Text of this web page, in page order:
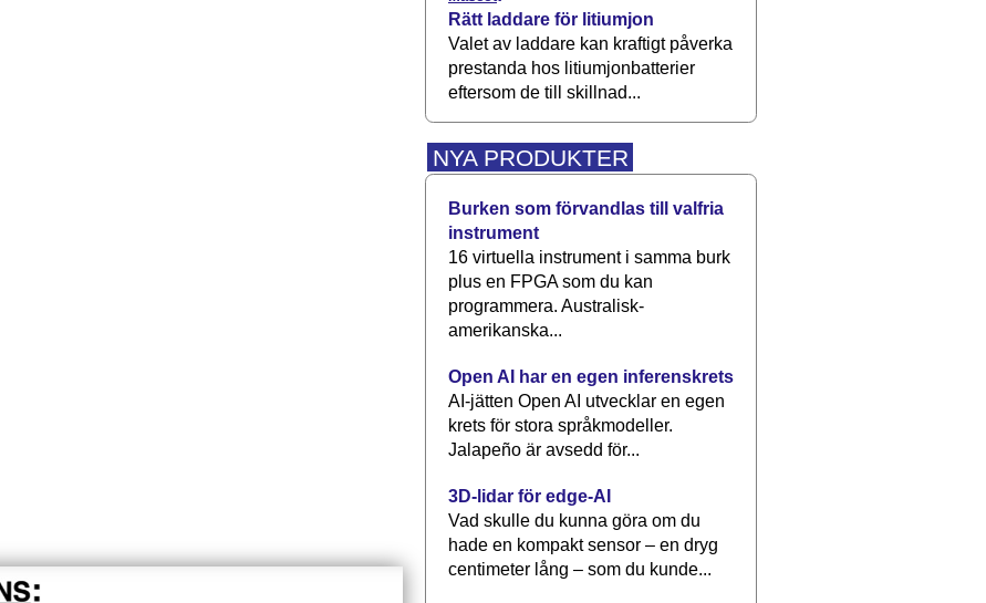
Rätt laddare för litiumjon
Valet av laddare kan kraftigt påverka
prestanda hos litiumjonbatterier
eftersom de till skillnad...
NYA PRODUKTER
Burken som förvandlas till valfria
instrument
16 virtuella instrument i samma burk
plus en FPGA som du kan
programmera. Australisk-
amerikanska...
Open AI har en egen inferenskrets
AI-jätten Open AI utvecklar en egen
krets för stora språkmodeller.
Jalapeño är avsedd för...
3D-lidar för edge-AI
Vad skulle du kunna göra om du
hade en kompakt sensor – en dryg
centimeter lång – som du kunde...